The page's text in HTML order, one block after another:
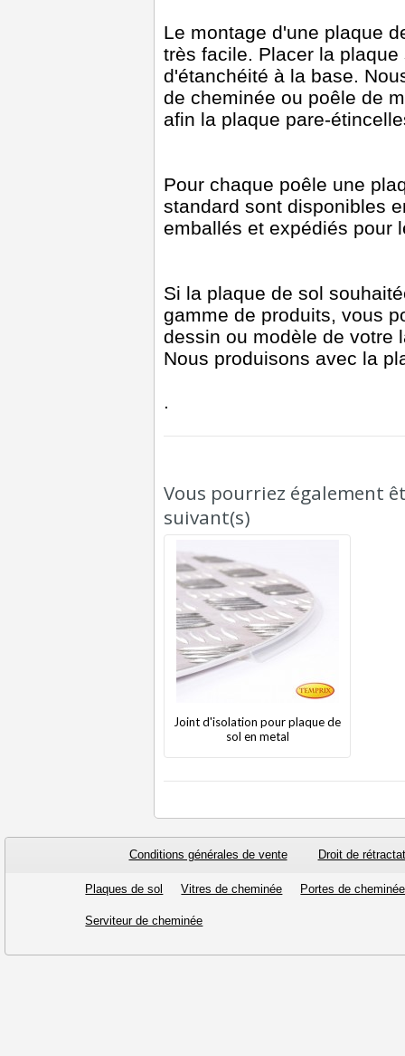
Le montage d'une plaque
très facile. Placer la
d'étanchéité à la base.
de cheminée ou poêle de
afin la plaque pare-
Pour chaque poêle une
standard sont disponibles
emballés et expédiés pour
Si la plaque de sol
gamme de produits, vous
dessin ou modèle de votre
Nous produisons avec la
.
Vous pourriez également
suivant(s)
Joint d'isolation pour plaque de
sol en metal
Conditions générales de vente Droit de
Plaques de sol Vitres de cheminée Portes de cheminée
Serviteur de cheminée